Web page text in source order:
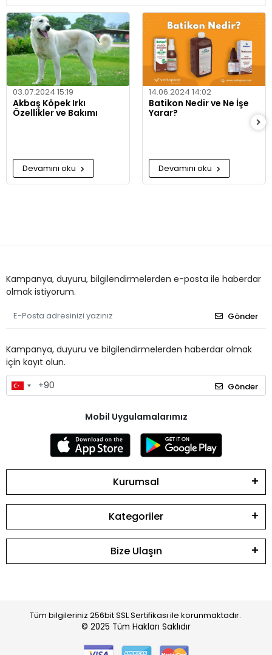
03.07.2024 15:19
Akbaş Köpek Irkı
Özellikler ve Bakımı
Devamını oku
14.06.2024 14:02
Batikon Nedir ve Ne İşe
Yarar?
Devamını oku
Kampanya, duyuru, bilgilendirmelerden e-posta ile haberdar
olmak istiyorum.
Gönder
Kampanya, duyuru ve bilgilendirmelerden haberdar olmak
için kayıt olun.
Gönder
Mobil Uygulamalarımız
Kurumsal
Kategoriler
Bize Ulaşın
Tüm bilgileriniz 256bit SSL Sertifikası ile korunmaktadır.
© 2025 Tüm Hakları Saklıdır